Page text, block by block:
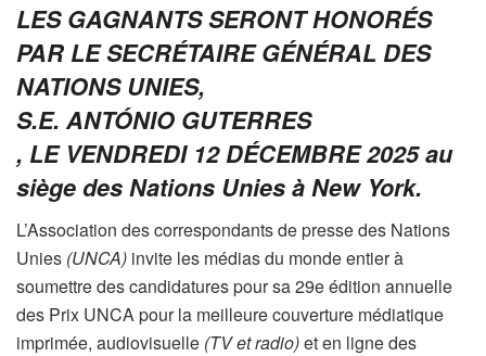
LES GAGNANTS SERONT HONORÉS
PAR LE SECRÉTAIRE GÉNÉRAL DES
NATIONS UNIES,
S.E. ANTÓNIO GUTERRES
, LE VENDREDI 12 DÉCEMBRE 2025 au
siège des Nations Unies à New York.
L’Association des correspondants de presse des Nations
Unies (UNCA) invite les médias du monde entier à
soumettre des candidatures pour sa 29e édition annuelle
des Prix UNCA pour la meilleure couverture médiatique
imprimée, audiovisuelle (TV et radio)et en ligne des